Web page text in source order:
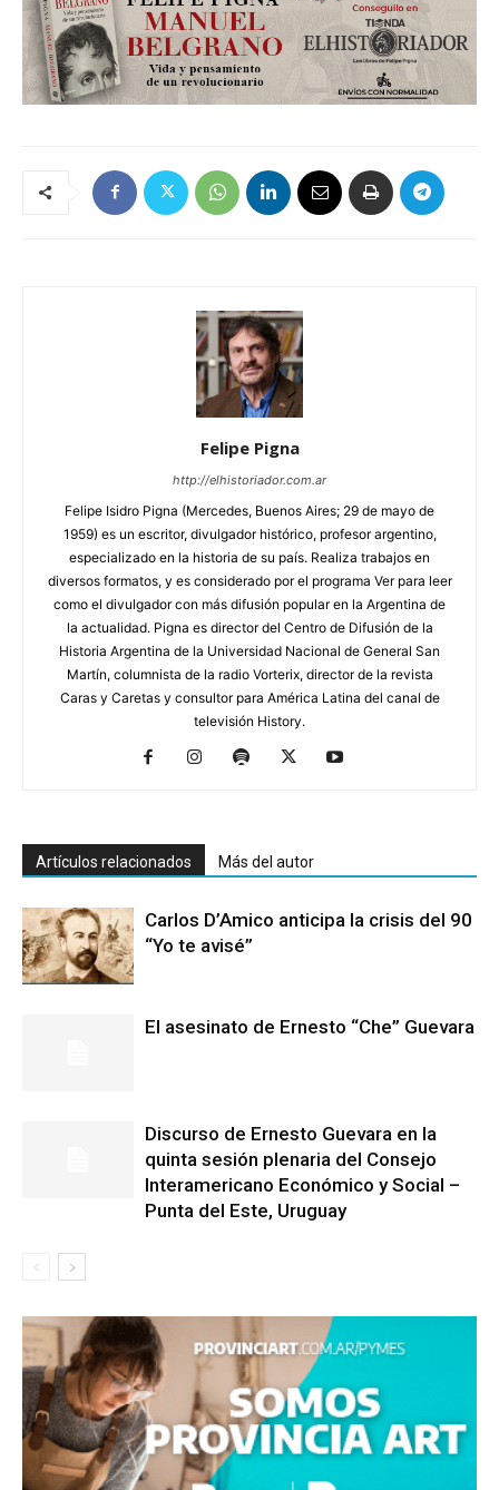
Felipe Pigna
http://elhistoriador.com.ar
Felipe Isidro Pigna (Mercedes, Buenos Aires; 29 de mayo de
1959) es un escritor, divulgador histórico, profesor argentino,
especializado en la historia de su país. Realiza trabajos en
diversos formatos, y es considerado por el programa Ver para leer
como el divulgador con más difusión popular en la Argentina de
la actualidad. Pigna es director del Centro de Difusión de la
Historia Argentina de la Universidad Nacional de General San
Martín, columnista de la radio Vorterix, director de la revista
Caras y Caretas y consultor para América Latina del canal de
televisión History.
Artículos relacionados Más del autor
Carlos D’Amico anticipa la crisis del 90
“Yo te avisé”
El asesinato de Ernesto “Che” Guevara
Discurso de Ernesto Guevara en la
quinta sesión plenaria del Consejo
Interamericano Económico y Social –
Punta del Este, Uruguay